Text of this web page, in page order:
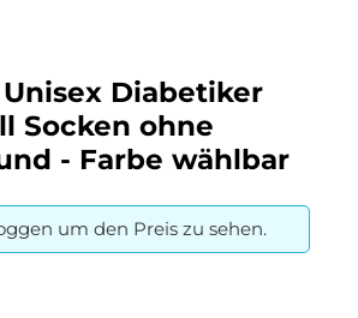
Diabetiker
Socken ohne
- Farbe wählbar
um den Preis zu sehen.